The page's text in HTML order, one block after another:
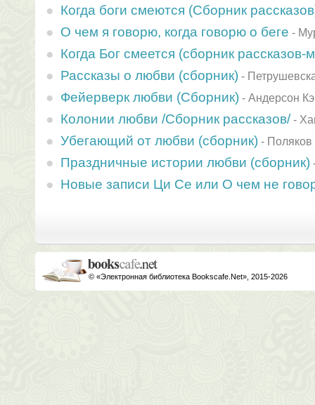
Когда боги смеются (Сборник
О чем я говорю, когда говорю о беге -
Когда Бог смеется (сборник рассказов-
Рассказы о любви (сборник) -
Фейерверк любви (Сборник) - Андерсон
Колонии любви /Сборник рассказов/ -
Убегающий от любви (сборник) -
Праздничные истории любви (сборник)
Новые записи Ци Се или О чем не
© «Электронная библиотека Bookscafe.Net», 2015-2026